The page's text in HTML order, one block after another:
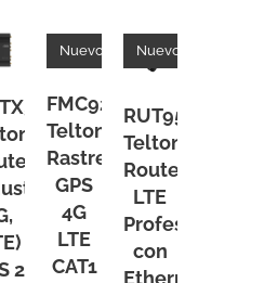
2
FMC920
Teltonika
Rastreador
GPS
4G
LTE
CAT1
Nuevo
RUT950
Teltonika
Router
LTE
Profesional
con
Ethernet
Nuevo